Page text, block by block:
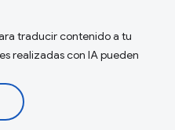
traducir contenido a tu
realizadas con IA pueden